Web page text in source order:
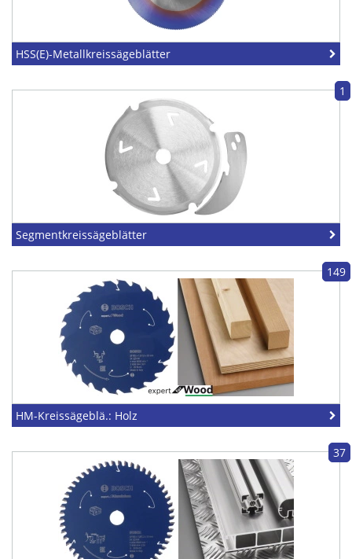
HSS(E)-Metallkreissägeblätter
1
Segmentkreissägeblätter
149
HM-Kreissägeblä.: Holz
37